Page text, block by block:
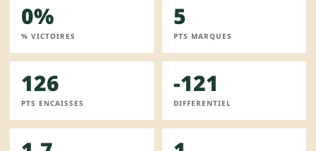
0%
% VICTOIRES
5
PTS MARQUES
126
PTS ENCAISSES
-121
DIFFERENTIEL